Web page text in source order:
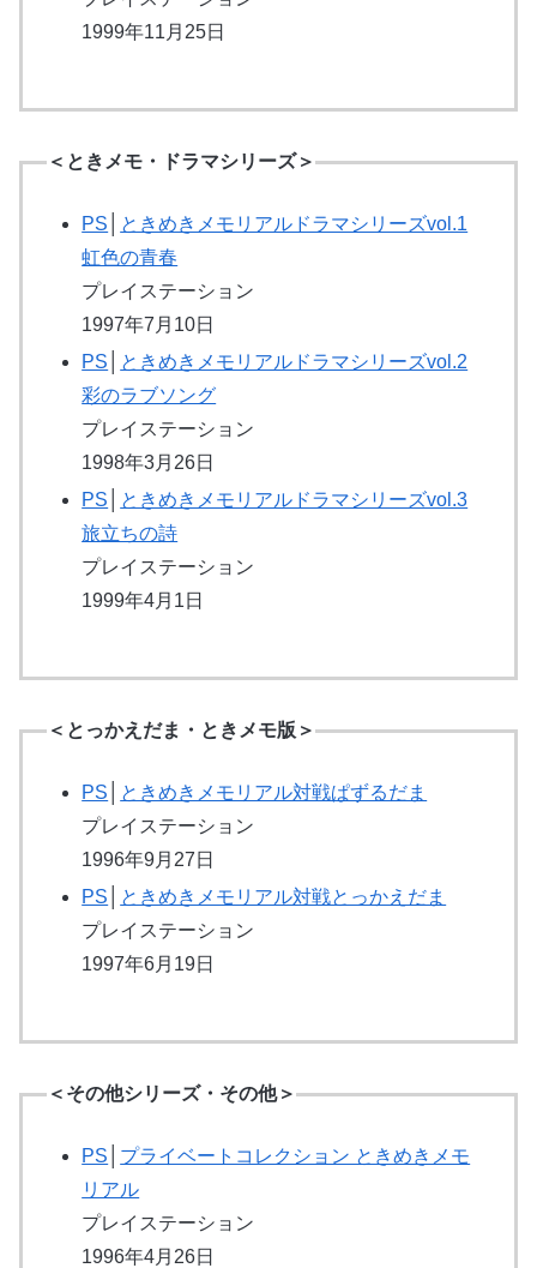
1999年11月25日
＜ときメモ・ドラマシリーズ＞
PS
ときめきメモリアルドラマシリーズvol.1
虹色の青春
プレイステーション
1997年7月10日
PS
ときめきメモリアルドラマシリーズvol.2
彩のラブソング
プレイステーション
1998年3月26日
PS
ときめきメモリアルドラマシリーズvol.3
旅立ちの詩
プレイステーション
1999年4月1日
＜とっかえだま・ときメモ版＞
PS
ときめきメモリアル対戦ぱずるだま
プレイステーション
1996年9月27日
PS
ときめきメモリアル対戦とっかえだま
プレイステーション
1997年6月19日
＜その他シリーズ・その他＞
PS
プライベートコレクション ときめきメモ
リアル
プレイステーション
1996年4月26日